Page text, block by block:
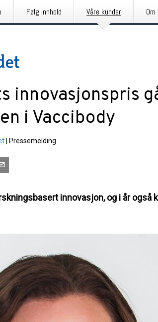
Følg innhold Våre kunder
innovasjonspris
i Vaccibody
Pressemelding
innovasjon, og i år også